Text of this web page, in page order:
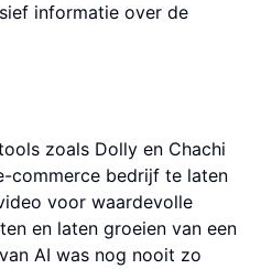
informatie over de
zoals Dolly en Chachi
commerce bedrijf te laten
voor waardevolle
en laten groeien van een
AI was nog nooit zo